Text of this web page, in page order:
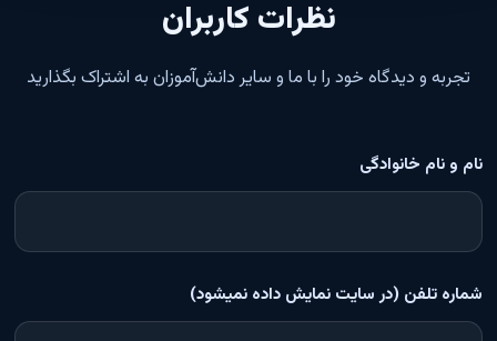
نظرات کاربران
تجربه و دیدگاه خود را با ما و سایر دانش‌آموزان به اشتراک بگذارید
نام و نام خانوادگی
شماره تلفن (در سایت نمایش داده نمیشود)